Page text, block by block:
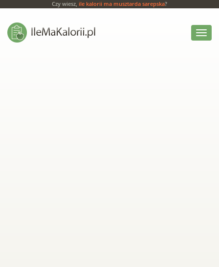
Czy wiesz, ile kalorii ma musztarda sarepska?
Włącz
menu